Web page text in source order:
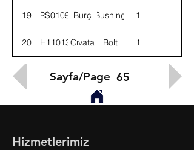
1952RS010915Burç Bushing 1
20 BH110131Cıvata Bolt 1
Sayfa/Page 65
Hizmetlerimiz